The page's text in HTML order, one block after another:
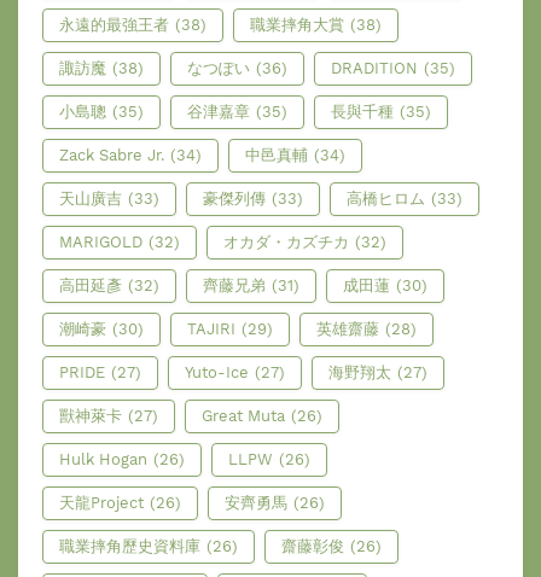
永遠的最強王者 (38) 職業摔角大賞 (38)
諏訪魔 (38) なつぽい (36) DRADITION (35)
小島聰 (35) 谷津嘉章 (35) 長與千種 (35)
Zack Sabre Jr. (34) 中邑真輔 (34)
天山廣吉 (33) 豪傑列傳 (33) 高橋ヒロム (33)
MARIGOLD (32) オカダ・カズチカ (32)
高田延彥 (32) 齊藤兄弟 (31) 成田蓮 (30)
潮崎豪 (30) TAJIRI (29) 英雄齋藤 (28)
PRIDE (27) Yuto-Ice (27) 海野翔太 (27)
獸神萊卡 (27) Great Muta (26)
Hulk Hogan (26) LLPW (26)
天龍Project (26) 安齊勇馬 (26)
職業摔角歷史資料庫 (26) 齋藤彰俊 (26)